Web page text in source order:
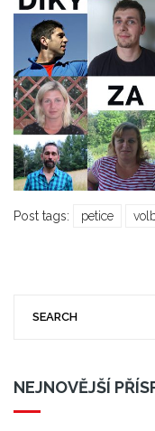
NEJNOVĚJŠÍ
Post tags: petice